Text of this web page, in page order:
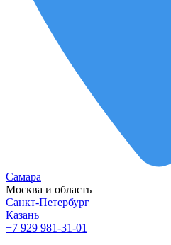
Самара
Москва и область
Санкт-Петербург
Казань
+7 929 981-31-01